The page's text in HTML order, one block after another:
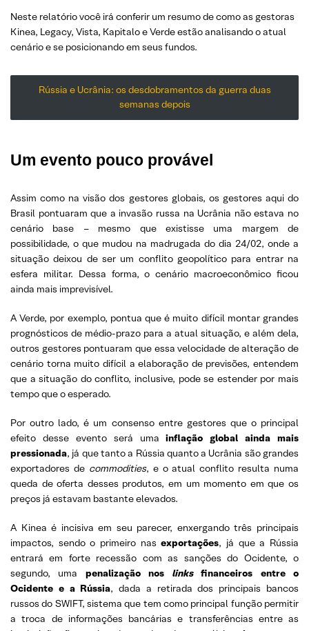
Neste relatório você irá conferir um resumo de como as gestoras
Kinea, Legacy, Vista, Kapitalo e Verde estão analisando o atual
cenário e se posicionando em seus fundos.
Rússia e Ucrânia: os desdobramentos da guerra duas
semanas depois
Um evento pouco provável
Assim como na visão dos gestores globais, os gestores aqui do
Brasil pontuaram que a invasão russa na Ucrânia não estava no
cenário base – mesmo que existisse uma margem de
possibilidade, o que mudou na madrugada do dia 24/02, onde a
situação deixou de ser um conflito geopolítico para entrar na
esfera militar. Dessa forma, o cenário macroeconômico ficou
ainda mais imprevisível.
A Verde, por exemplo, pontua que é muito difícil montar grandes
prognósticos de médio-prazo para a atual situação, e além dela,
outros gestores pontuaram que essa velocidade de alteração de
cenário torna muito difícil a elaboração de previsões, entendem
que a situação do conflito, inclusive, pode se estender por mais
tempo que o esperado.
Por outro lado, é um consenso entre gestores que o principal
efeito desse evento será umainflação global ainda mais
pressionada, já que tanto a Rússia quanto a Ucrânia são grandes
exportadores de commodities, e o atual conflito resulta numa
queda de oferta desses produtos, em um momento em que os
preços já estavam bastante elevados.
A Kinea é incisiva em seu parecer, enxergando três principais
impactos, sendo o primeiro nasexportações, já que a Rússia
entrará em forte recessão com as sanções do Ocidente, o
segundo, uma penalização nos linksfinanceiros entre o
Ocidente e a Rússia, dada a retirada dos principais bancos
russos do SWIFT, sistema que tem como principal função permitir
a troca de informações bancárias e transferências entre as